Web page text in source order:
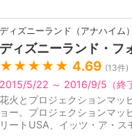
ディズニーランド（アナハイム）
ディズニーランド・フ
★★★★★ 4.69 (13件)
2015/5/22 ～ 2016/9/5（終了
花火とプロジェクションマッ
ョー。プロジェクションマッ
リートUSA、イッツ・ア・